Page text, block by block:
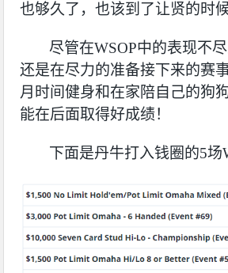
也够久了，也该到了让贤的时候
尽管在WSOP中的表现不
还是在尽力的准备接下来的赛
月时间健身和在家陪自己的狗
能在后面取得好成绩！
下面是丹牛打入钱圈的5场